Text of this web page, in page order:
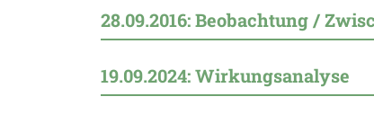
28.09.2016: Beobachtung /
19.09.2024: Wirkungsanalyse